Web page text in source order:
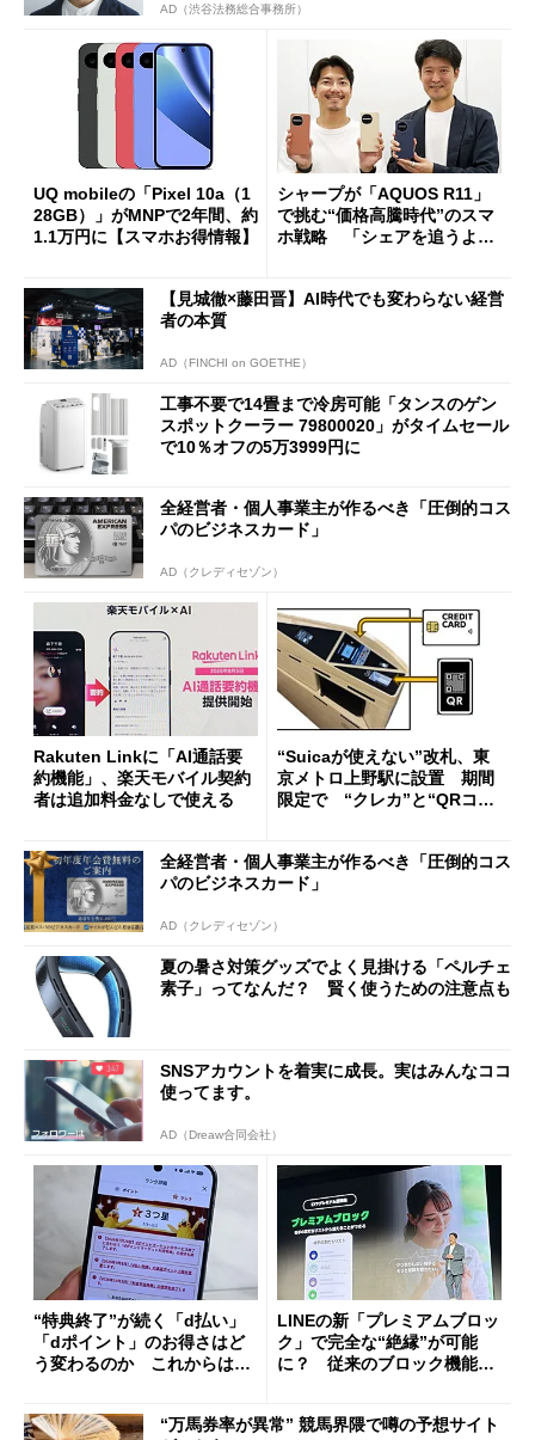
AD（渋谷法務総合事務所）
UQ mobileの「Pixel 10a（1
28GB）」がMNPで2年間、約
1.1万円に【スマホお得情報】
シャープが「AQUOS R11」
で挑む“価格高騰時代”のスマ
ホ戦略 「シェアを追うより
【見城徹×藤田晋】AI時代でも変わらない経営
者の本質
AD（FINCHI on GOETHE）
工事不要で14畳まで冷房可能「タンスのゲン
スポットクーラー 79800020」がタイムセール
で10％オフの5万3999円に
全経営者・個人事業主が作るべき「圧倒的コス
パのビジネスカード」
AD（クレディセゾン）
Rakuten Linkに「AI通話要
約機能」、楽天モバイル契約
者は追加料金なしで使える
“Suicaが使えない”改札、東
京メトロ上野駅に設置 期間
限定で “クレカ”と“QRコー
全経営者・個人事業主が作るべき「圧倒的コス
パのビジネスカード」
AD（クレディセゾン）
夏の暑さ対策グッズでよく見掛ける「ペルチェ
素子」ってなんだ？ 賢く使うための注意点も
SNSアカウントを着実に成長。実はみんなココ
使ってます。
AD（Dreaw合同会社）
“特典終了”が続く「d払い」
「dポイント」のお得さはど
う変わるのか これからは
LINEの新「プレミアムブロッ
ク」で完全な“絶縁”が可能
に？ 従来のブロック機能と
“万馬券率が異常” 競馬界隈で噂の予想サイト